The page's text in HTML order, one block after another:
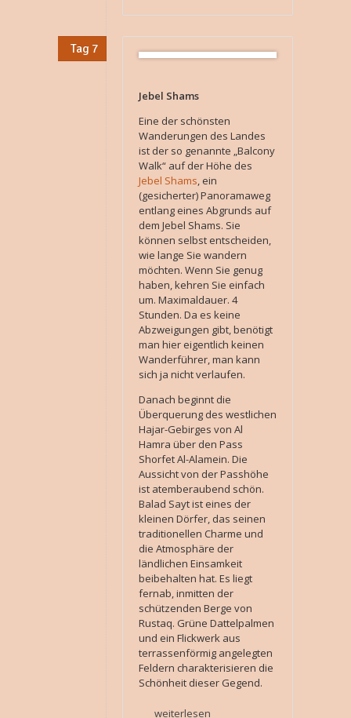
Tag 7
Jebel Shams
Eine der schönsten
Wanderungen des Landes
ist der so genannte „Balcony
Walk“ auf der Höhe des
Jebel Shams, ein
(gesicherter) Panoramaweg
entlang eines Abgrunds auf
dem Jebel Shams. Sie
können selbst entscheiden,
wie lange Sie wandern
möchten. Wenn Sie genug
haben, kehren Sie einfach
um. Maximaldauer. 4
Stunden. Da es keine
Abzweigungen gibt, benötigt
man hier eigentlich keinen
Wanderführer, man kann
sich ja nicht verlaufen.
Danach beginnt die
Überquerung des westlichen
Hajar-Gebirges von Al
Hamra über den Pass
Shorfet Al-Alamein. Die
Aussicht von der Passhöhe
ist atemberaubend schön.
Balad Sayt ist eines der
kleinen Dörfer, das seinen
traditionellen Charme und
die Atmosphäre der
ländlichen Einsamkeit
beibehalten hat. Es liegt
fernab, inmitten der
schützenden Berge von
Rustaq. Grüne Dattelpalmen
und ein Flickwerk aus
terrassenförmig angelegten
Feldern charakterisieren die
Schönheit dieser Gegend.
weiterlesen